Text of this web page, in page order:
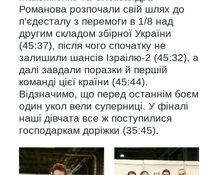
Романова розпочали свій шлях до
п’єдесталу з перемоги в 1/8 над
другим складом збірної України
(45:37), після чого спочатку не
залишили шансів Ізраілю-2 (45:32), а
далі завдали поразки й першій
команді цієї країни (45:44).
Відзначимо, що перед останнім боєм
один укол вели суперниці. У фіналі
наші дівчата все ж поступилися
господаркам доріжки (35:45).